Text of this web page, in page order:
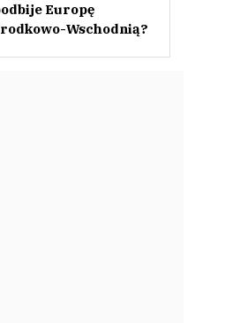
Europę
Wschodnią?